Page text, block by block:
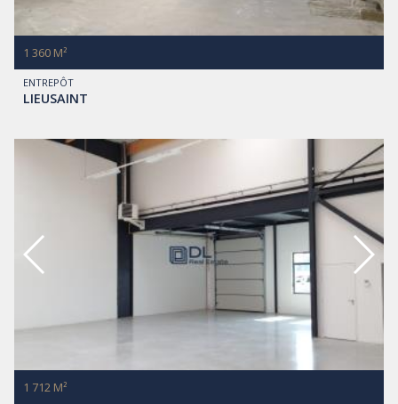
ENTREPÔT
LIEUSAINT
1 360 M²
1 712 M²